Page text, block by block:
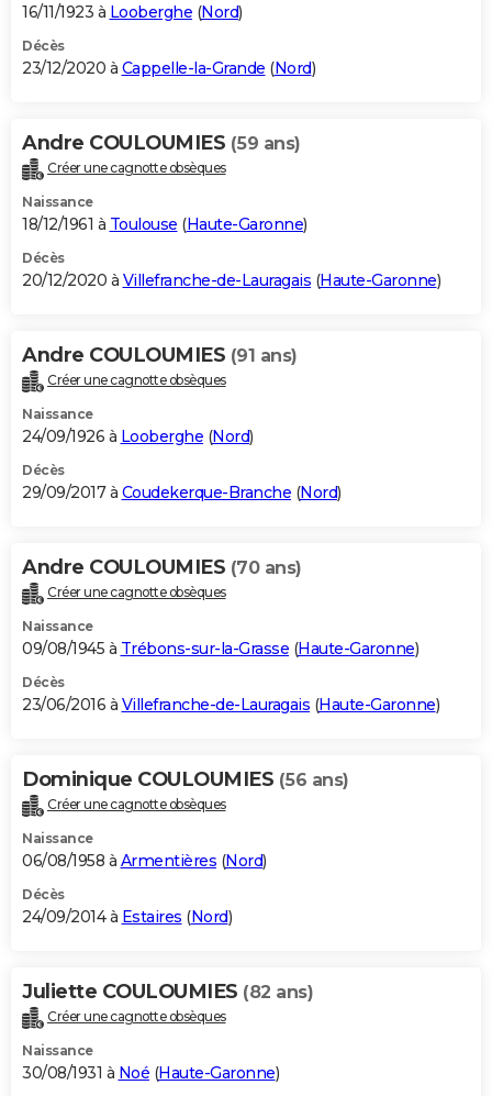
16/11/1923 à Looberghe (Nord)
Décès
23/12/2020 à Cappelle-la-Grande (Nord)
Andre COULOUMIES (59 ans)
Créer une cagnotte obsèques
Naissance
18/12/1961 à Toulouse (Haute-Garonne)
Décès
20/12/2020 à Villefranche-de-Lauragais (Haute-Garonne)
Andre COULOUMIES (91 ans)
Créer une cagnotte obsèques
Naissance
24/09/1926 à Looberghe (Nord)
Décès
29/09/2017 à Coudekerque-Branche (Nord)
Andre COULOUMIES (70 ans)
Créer une cagnotte obsèques
Naissance
09/08/1945 à Trébons-sur-la-Grasse (Haute-Garonne)
Décès
23/06/2016 à Villefranche-de-Lauragais (Haute-Garonne)
Dominique COULOUMIES (56 ans)
Créer une cagnotte obsèques
Naissance
06/08/1958 à Armentières (Nord)
Décès
24/09/2014 à Estaires (Nord)
Juliette COULOUMIES (82 ans)
Créer une cagnotte obsèques
Naissance
30/08/1931 à Noé (Haute-Garonne)